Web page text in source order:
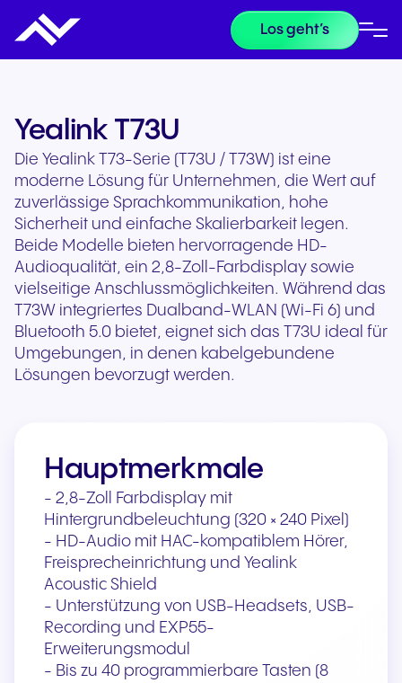
Los geht’s
Yealink T73U
Die Yealink T73-Serie (T73U / T73W) ist eine
moderne Lösung für Unternehmen, die Wert auf
zuverlässige Sprachkommunikation, hohe
Sicherheit und einfache Skalierbarkeit legen.
Beide Modelle bieten hervorragende HD-
Audioqualität, ein 2,8-Zoll-Farbdisplay sowie
vielseitige Anschlussmöglichkeiten. Während das
T73W integriertes Dualband-WLAN (Wi-Fi 6) und
Bluetooth 5.0 bietet, eignet sich das T73U ideal für
Umgebungen, in denen kabelgebundene
Lösungen bevorzugt werden.
Hauptmerkmale
- 2,8-Zoll Farbdisplay mit
Hintergrundbeleuchtung (320 × 240 Pixel)
- HD-Audio mit HAC-kompatiblem Hörer,
Freisprecheinrichtung und Yealink
Acoustic Shield
- Unterstützung von USB-Headsets, USB-
Recording und EXP55-
Erweiterungsmodul
- Bis zu 40 programmierbare Tasten (8